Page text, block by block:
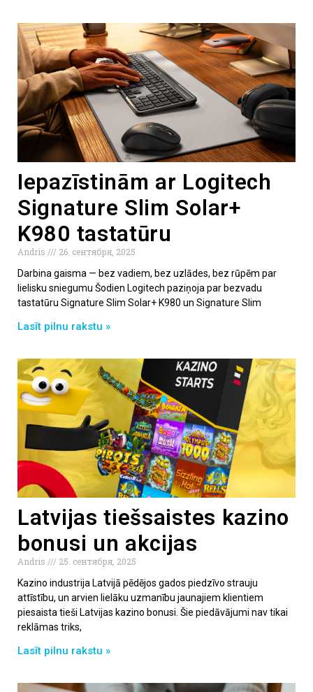
Iepazīstinām ar Logitech
Signature Slim Solar+
K980 tastatūru
Andris
26. сентября, 2025
Darbina gaisma — bez vadiem, bez uzlādes, bez rūpēm par
lielisku sniegumu Šodien Logitech paziņoja par bezvadu
tastatūru Signature Slim Solar+ K980 un Signature Slim
Lasīt pilnu rakstu »
Latvijas tiešsaistes kazino
bonusi un akcijas
Andris
25. сентября, 2025
Kazino industrija Latvijā pēdējos gados piedzīvo strauju
attīstību, un arvien lielāku uzmanību jaunajiem klientiem
piesaista tieši Latvijas kazino bonusi. Šie piedāvājumi nav tikai
reklāmas triks,
Lasīt pilnu rakstu »